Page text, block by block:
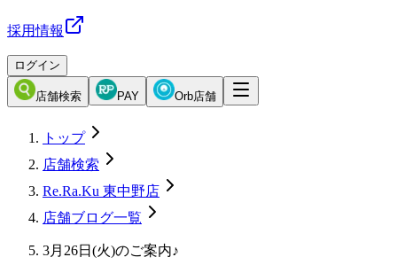
採用情報
ログイン
店舗検索 PAY Orb店舗
トップ
店舗検索
Re.Ra.Ku 東中野店
店舗ブログ一覧
3月26日(火)のご案内♪